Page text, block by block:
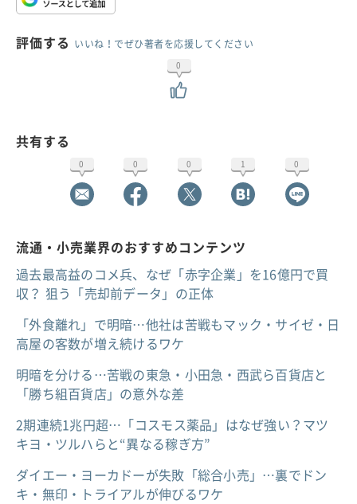
評価する いいね！でぜひ著者を応援してください
0
共有する
0 0 0 1 0
流通・小売業界のおすすめコンテンツ
過去最高益のコメ兵、なぜ「赤字企業」を16億円で買
収？ 狙う「売却前データ」の正体
「外食離れ」で明暗…他社は苦戦もマック・サイゼ・日
高屋の客数が増え続けるワケ
明暗を分ける…苦戦の東急・小田急・西武ら百貨店と
「勝ち組百貨店」の意外な差
2期連続1兆円超…「コスモス薬品」はなぜ強い？マツ
キヨ・ツルハらと“異なる稼ぎ方”
ダイエー・ヨーカドーが失敗「総合小売」…裏でドン
キ・無印・トライアルが伸びるワケ